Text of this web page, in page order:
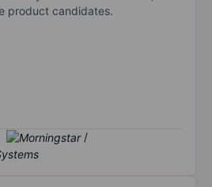
product candidates.
/